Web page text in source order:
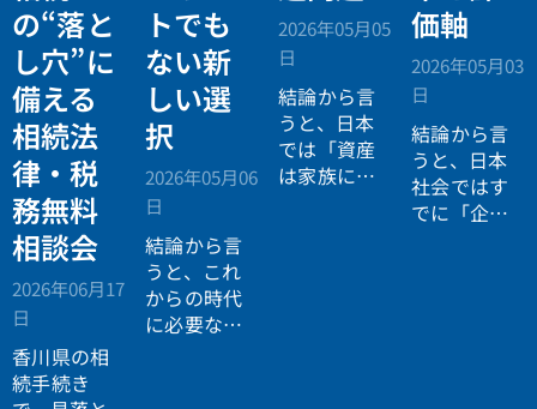
の“落と
し穴”に
備える
相続法
律・税
務無料
相談会
2026年06月17
日
香川県の相
続手続き
トでも
ない新
しい選
択
2026年05月06
日
結論から言
うと、これ
からの時代
に必要なの
2026年05月05
日
結論から言
うと、日本
では「資産
は家族に引
価軸
2026年05月03
日
結論から言
うと、日本
社会ではす
でに「企業